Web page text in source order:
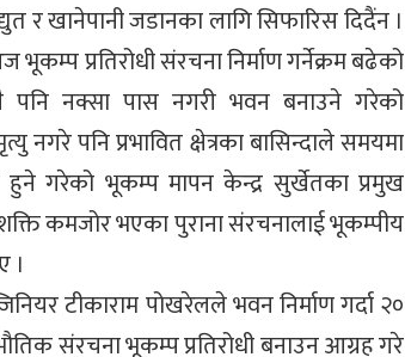
र खानेपानी जडानका लागि सिफारिस दिदैंन ।
प्रतिरोधी संरचना निर्माण गर्नेक्रम बढेको
पनि नक्सा पास नगरी भवन बनाउने गरेको
पनि प्रभावित क्षेत्रका बासिन्दाले समयमा
गरेको भूकम्प मापन केन्द्र सुर्खेतका प्रमुख
कमजोर भएका पुराना संरचनालाई भूकम्पीय
।
टीकाराम पोखरेलले भवन निर्माण गर्दा २०
संरचना भूकम्प प्रतिरोधी बनाउन आग्रह गरे